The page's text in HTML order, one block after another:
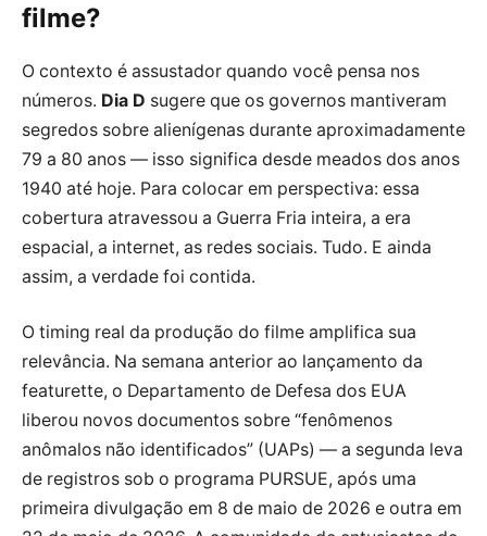
filme?
O contexto é assustador quando você pensa nos
números. Dia D sugere que os governos mantiveram
segredos sobre alienígenas durante aproximadamente
79 a 80 anos — isso significa desde meados dos anos
1940 até hoje. Para colocar em perspectiva: essa
cobertura atravessou a Guerra Fria inteira, a era
espacial, a internet, as redes sociais. Tudo. E ainda
assim, a verdade foi contida.
O timing real da produção do filme amplifica sua
relevância. Na semana anterior ao lançamento da
featurette, o Departamento de Defesa dos EUA
liberou novos documentos sobre “fenômenos
anômalos não identificados” (UAPs) — a segunda leva
de registros sob o programa PURSUE, após uma
primeira divulgação em 8 de maio de 2026 e outra em